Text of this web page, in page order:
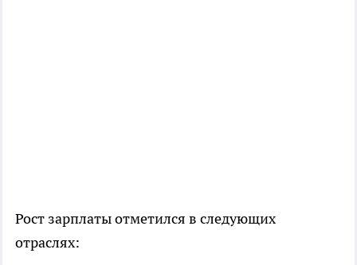
Рост зарплаты отметился в следующих
отраслях: